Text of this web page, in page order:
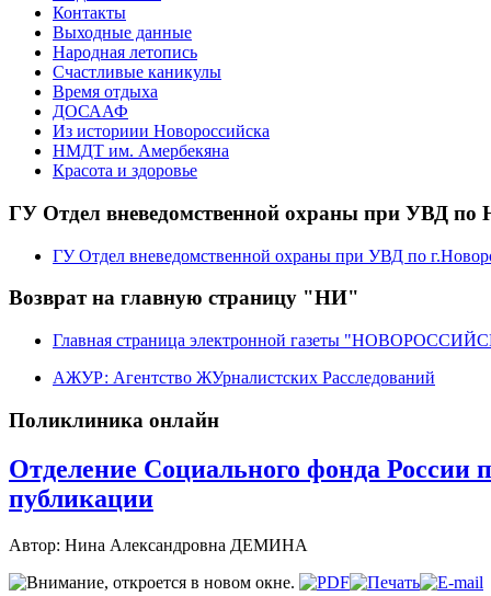
Контакты
Выходные данные
Народная летопись
Счастливые каникулы
Время отдыха
ДОСААФ
Из историии Новороссийска
НМДТ им. Амербекяна
Красота и здоровье
ГУ Отдел вневедомственной охраны при УВД по
ГУ Отдел вневедомственной охраны при УВД по
Возврат на главную страницу "НИ"
Главная страница электронной газеты
АЖУР: Агентство ЖУрналистских Расследований
Поликлиника онлайн
Отделение Социального фонда России
публикации
Автор: Нина Александровна ДЕМИНА